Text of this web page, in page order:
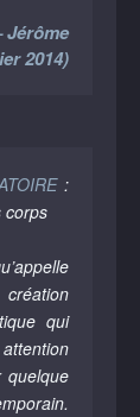
Jérôme
2014)
:
corps
qui
quelque